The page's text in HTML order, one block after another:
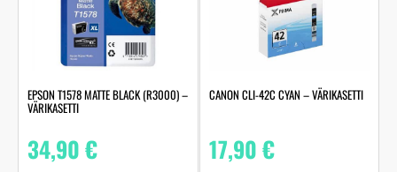
EPSON T1578 MATTE BLACK (R3000) –
VÄRIKASETTI
34,90€
CANON CLI-42C CYAN – VÄRIKASETTI
17,90€